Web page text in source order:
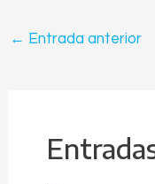
← Entrada anterior